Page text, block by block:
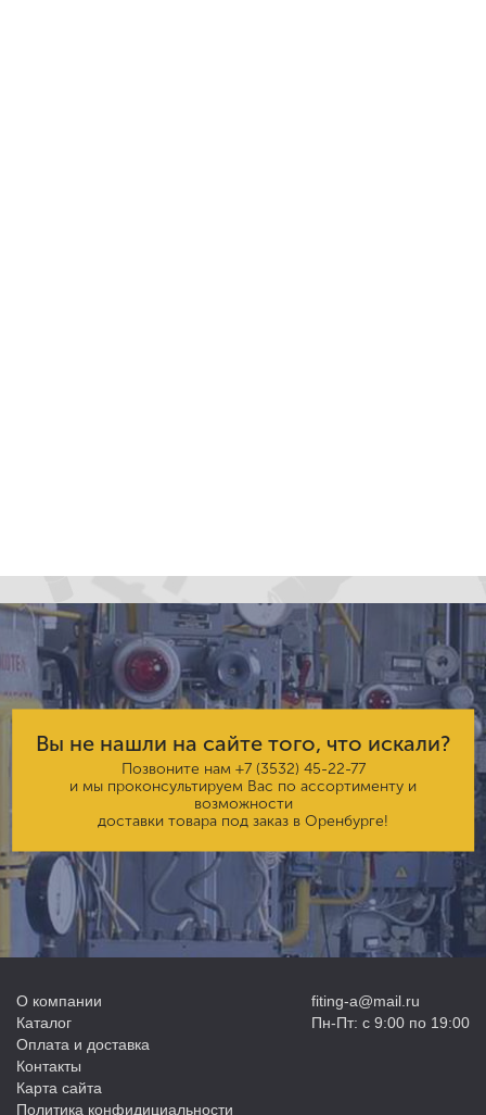
Вы не нашли на сайте того, что искали?
Позвоните нам +7 (3532) 45-22-77
и мы проконсультируем Вас по ассортименту и
возможности
доставки товара под заказ в Оренбурге!
О компании
Каталог
Оплата и доставка
Контакты
Карта сайта
Политика конфидициальности
fiting-a@mail.ru
Пн-Пт: с 9:00 по 19:00